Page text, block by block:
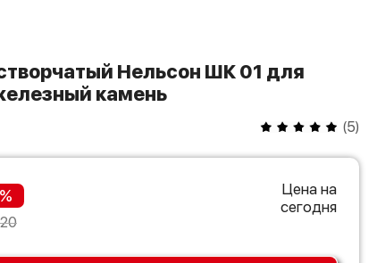
камень
(5)
Цена на
сегодня